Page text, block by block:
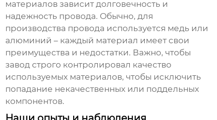
материалов зависит долговечность и
надежность провода. Обычно, для
производства провода используется медь или
алюминий – каждый материал имеет свои
преимущества и недостатки. Важно, чтобы
завод строго контролировал качество
используемых материалов, чтобы исключить
попадание некачественных или поддельных
компонентов.